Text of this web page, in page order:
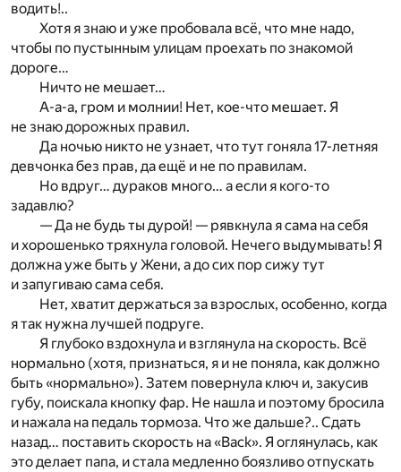
водить!..
Хотя я знаю и уже пробовала всё, что мне надо,
чтобы по пустынным улицам проехать по знакомой
дороге…
Ничто не мешает…
А-а-а, гром и молнии! Нет, кое-что мешает. Я
не знаю дорожных правил.
Да ночью никто не узнает, что тут гоняла 17-летняя
девчонка без прав, да ещё и не по правилам.
Но вдруг… дураков много… а если я кого-то
задавлю?
— Да не будь ты дурой! — рявкнула я сама на себя
и хорошенько тряхнула головой. Нечего выдумывать! Я
должна уже быть у Жени, а до сих пор сижу тут
и запугиваю сама себя.
Нет, хватит держаться за взрослых, особенно, когда
я так нужна лучшей подруге.
Я глубоко вздохнула и взглянула на скорость. Всё
нормально (хотя, признаться, я и не поняла, как должно
быть «нормально»). Затем повернула ключ и, закусив
губу, поискала кнопку фар. Не нашла и поэтому бросила
и нажала на педаль тормоза. Что же дальше?.. Сдать
назад… поставить скорость на «Back». Я оглянулась, как
это делает папа, и стала медленно боязливо отпускать